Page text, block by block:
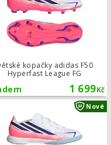
kopačky adidas F50
Hyperfast League FG
1 699Kč
sálové kopačky adidas F50
Nové